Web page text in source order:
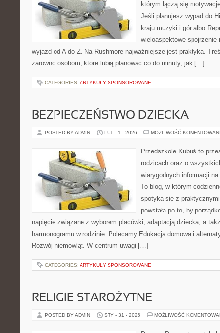
którym łączą się
Jeśli planujesz wypad do
kraju muzyki i gór albo
wieloaspektowe spojrzenie
wyjazd od A do Z. Na Rushmore najważniejsze jest praktyka.
zarówno osobom, które lubią planować co do minuty, jak […]
CATEGORIES: ARTYKUŁY SPONSOROWANE
BEZPIECZEŃSTWO DZIECKA
POSTED BY ADMIN LUT - 1 - 2026 MOŻLIWOŚĆ
Przedszkole Kubuś to
rodzicach oraz o
wiarygodnych informacji
To blog, w którym
spotyka się z
powstała po to, by
napięcie związane z wyborem placówki, adaptacją dziecka, a
harmonogramu w rodzinie. Polecamy Edukacja domowa i
Rozwój niemowląt. W centrum uwagi […]
CATEGORIES: ARTYKUŁY SPONSOROWANE
RELIGIE STAROŻYTNE
POSTED BY ADMIN STY - 31 - 2026 MOŻLIWOŚĆ